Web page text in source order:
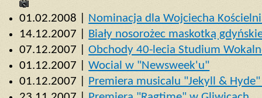
01.02.2008 | Nominacja dla Wojciecha
14.12.2007 | Biały nosorożec maskotką
07.12.2007 |Obchody 40-lecia Studium
01.12.2007 |Wocial w "Newsweek'u"
01.12.2007 | Premiera musicalu "Jekyll &